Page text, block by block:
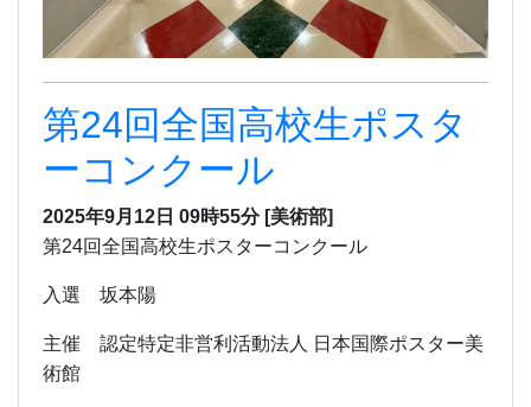
第24回全国高校生ポスタ
ーコンクール
2025年9月12日 09時55分 [美術部]
第24回全国高校生ポスターコンクール
入選 坂本陽
主催 認定特定非営利活動法人 日本国際ポスター美
術館